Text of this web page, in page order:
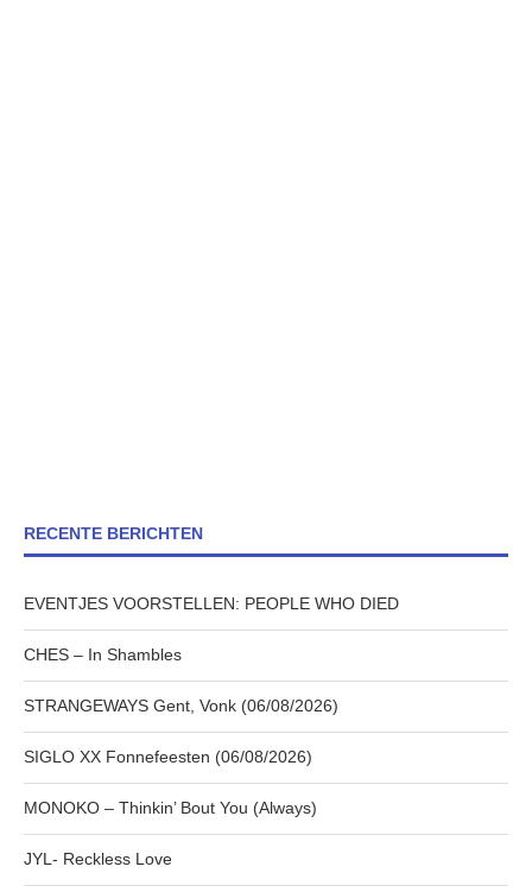
RECENTE BERICHTEN
EVENTJES VOORSTELLEN: PEOPLE WHO DIED
CHES – In Shambles
STRANGEWAYS Gent, Vonk (06/08/2026)
SIGLO XX Fonnefeesten (06/08/2026)
MONOKO – Thinkin’ Bout You (Always)
JYL- Reckless Love